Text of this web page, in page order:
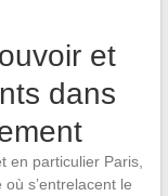
et
dans
en particulier Paris,
s’entrelacent le